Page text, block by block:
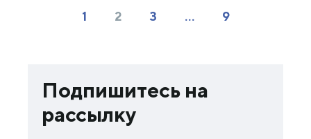
1 2 3 … 9
Подпишитесь на
рассылку